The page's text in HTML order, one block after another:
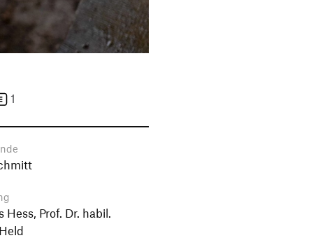
1
Hess, Prof. Dr. habil.